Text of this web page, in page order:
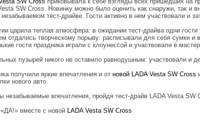
SW Cross. Новинку можно было оценить как снаружи, так и
незабываемом тест-драйве. Гости активно в нем участвовали и
царила теплая атмосфера: в ожидании тест-драйва одни
отдались творческому порыву: расписывали для себя сумки и
гости праздника играли с клоунессой и участвовали в
пузырей никого не оставило равнодушным: участвовали и
получили яркие впечатления и от новой LADA Vesta SW Cross
нового авто.
незабываемые впечатления, пройдя тест-драйв LADA Vesta
вместе с новой LADA Vesta SW Cross